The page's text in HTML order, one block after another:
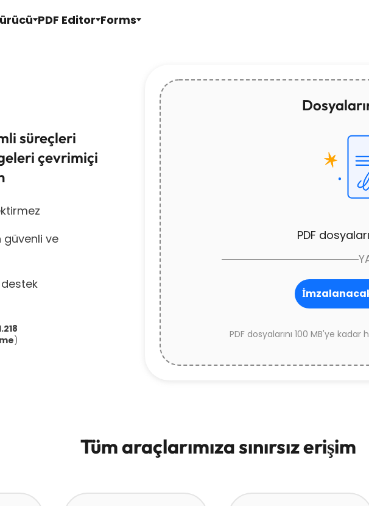
PDF Editor Forms
süreçleri
çevrimiçi
güvenli ve
destek
)
PDF
PDF dosyalarını 100 MB'ye
Tüm araçlarımıza sınırsız erişim